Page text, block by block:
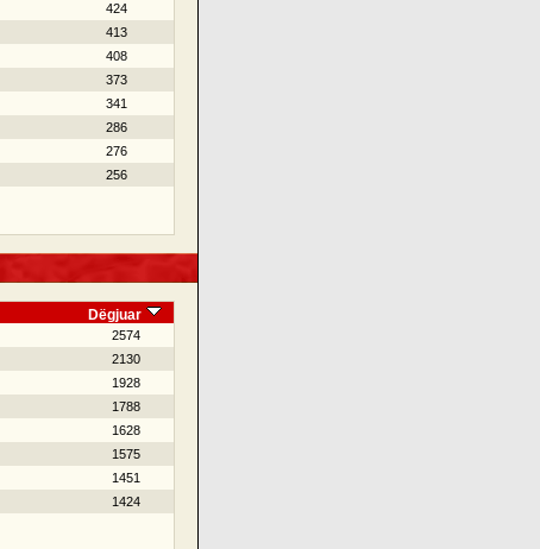
424
413
408
373
341
286
276
256
Dëgjuar
2574
2130
1928
1788
1628
1575
1451
1424